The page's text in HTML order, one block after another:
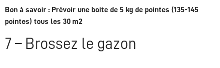
Bon à savoir : Prévoir une boite de 5 kg de pointes (135-145
pointes) tous les 30 m2
7 – Brossez le gazon